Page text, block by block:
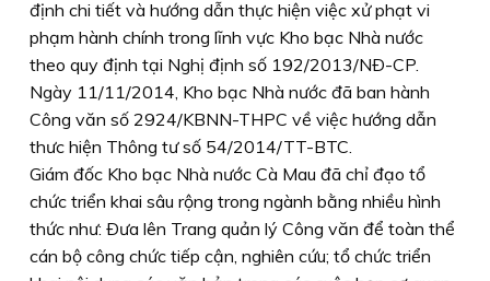
định chi tiết và hướng dẫn thực hiện việc xử phạt vi
phạm hành chính trong lĩnh vực Kho bạc Nhà nước
theo quy định tại Nghị định số 192/2013/NÐ-CP.
Ngày 11/11/2014, Kho bạc Nhà nước đã ban hành
Công văn số 2924/KBNN-THPC về việc hướng dẫn
thưc hiện Thông tư số 54/2014/TT-BTC.
Giám đốc Kho bạc Nhà nước Cà Mau đã chỉ đạo tổ
chức triển khai sâu rộng trong ngành bằng nhiều hình
thức như: Ðưa lên Trang quản lý Công văn để toàn thể
cán bộ công chức tiếp cận, nghiên cứu; tổ chức triển